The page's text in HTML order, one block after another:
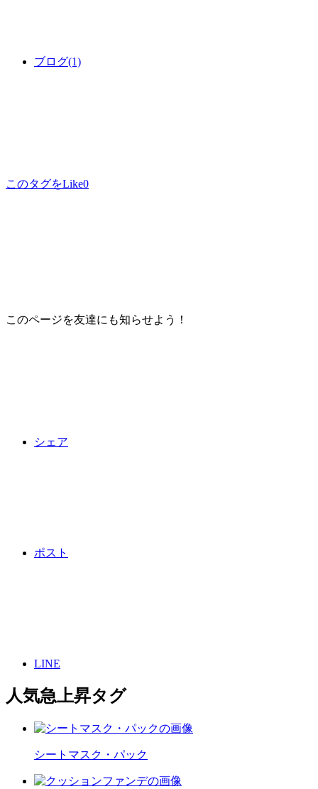
ブログ(1)
このタグをLike0
このページを友達にも知らせよう！
シェア
ポスト
LINE
人気急上昇タグ
シートマスク・パック